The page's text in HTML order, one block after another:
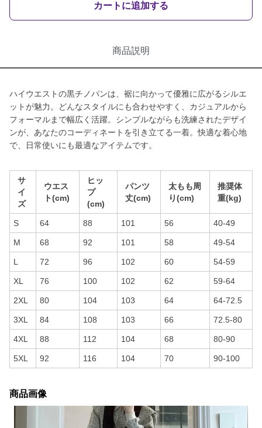
カートに追加する
商品説明
ハイウエストの黒チノパンは、裾に向かって優雅に広がるシルエ
ットが魅力。どんなスタイルにも合わせやすく、カジュアルから
フォーマルまで幅広く活躍。シンプルながらも洗練されたデザイ
ンが、あなたのコーディネートを引き立てる一着。快適な着心地
で、日常使いにも最適なアイテムです。
サ
イ
ズ
ウエス
ト(cm)
ヒッ
プ
(cm)
パンツ
丈(cm)
太もも周
り(cm)
推奨体
重(kg)
S 64 88 101 56 40-49
M 68 92 101 58 49-54
L 72 96 102 60 54-59
XL 76 100 102 62 59-64
2XL 80 104 103 64 64-72.5
3XL 84 108 103 66 72.5-80
4XL 88 112 104 68 80-90
5XL 92 116 104 70 90-100
商品画像